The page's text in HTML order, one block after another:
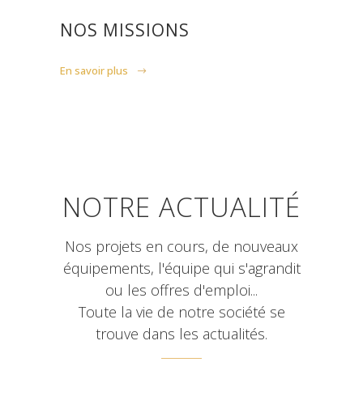
NOS MISSIONS
En savoir plus
NOTRE ACTUALITÉ
Nos projets en cours, de nouveaux
équipements, l'équipe qui s'agrandit
ou les offres d'emploi...
Toute la vie de notre société se
trouve dans les actualités.